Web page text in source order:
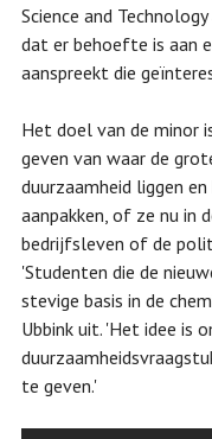
Science and
dat er behoefte is aan
aanspreekt die
Het doel van de minor
geven van waar de
duurzaamheid liggen
aanpakken, of ze nu in
bedrijfsleven of de
'Studenten die de
stevige basis in de
Ubbink uit. 'Het idee is
te geven.'